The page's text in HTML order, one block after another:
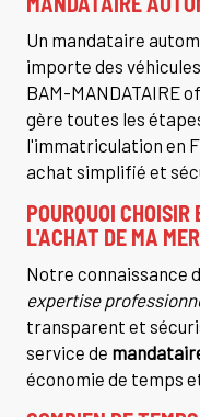
Un mandataire
importe des
BAM-MANDATAIRE
gère toutes les
l'immatriculation en
achat simplifié et
POURQUOI
L'ACHAT DE MA
Notre connaissance
expertise
transparent et
service de
économie de temps